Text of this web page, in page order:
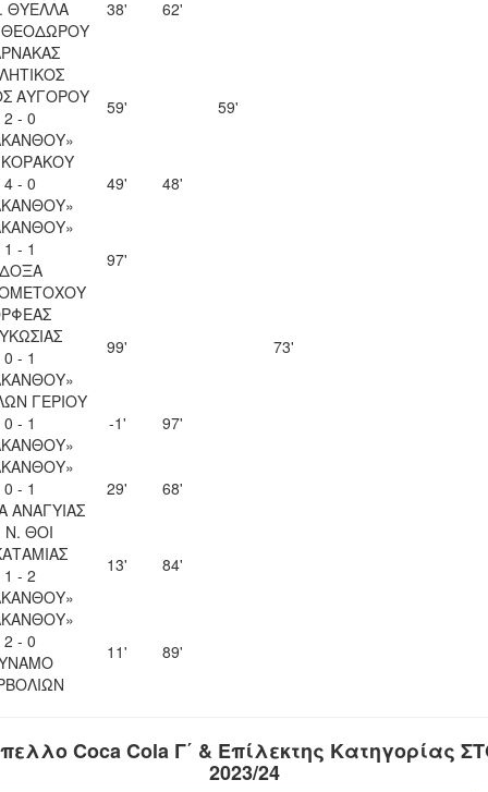
ΘΥΕΛΛΑ
ΘΕΟΔΩΡΟΥ
38' 62'
ΑΥΓΟΡΟΥ
2 - 0
59' 59'
4 - 0
49'
48'
1 - 1
97'
0 - 1
99' 73'
ΓΕΡΙΟΥ
0 - 1
-1'
97'
0 - 1
ΑΝΑΓΥΙΑΣ
29'
68'
Ν. ΘΟΙ
1 - 2
13' 84'
2 - 0
11' 89'
Coca Cola Γ΄ & Επίλεκτης Κατηγορίας
2023/24